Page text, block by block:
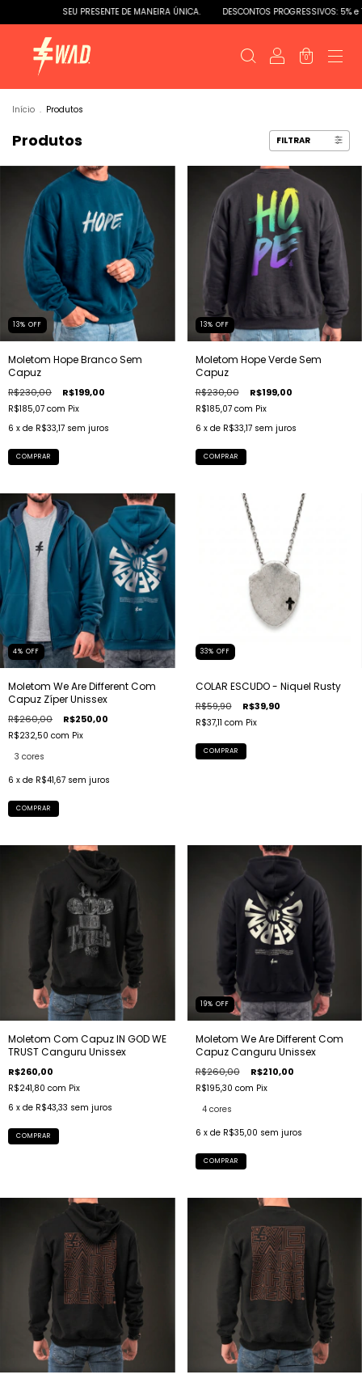
SEU PRESENTE DE MANEIRA ÚNICA. DESCONTOS PROGRESSIVOS: 5% e 10% DE
0
Início . Produtos
Produtos FILTRAR
13% OFF
Moletom Hope Branco Sem
Capuz
R$230,00 R$199,00
R$185,07 com Pix
6 x de R$33,17 sem juros
COMPRAR
13% OFF
Moletom Hope Verde Sem
Capuz
R$230,00 R$199,00
R$185,07 com Pix
6 x de R$33,17 sem juros
COMPRAR
4% OFF
Moletom We Are Different Com
Capuz Zíper Unissex
R$260,00 R$250,00
R$232,50 com Pix
3 cores
6 x de R$41,67 sem juros
COMPRAR
33% OFF
COLAR ESCUDO - Niquel Rusty
R$59,90 R$39,90
R$37,11 com Pix
COMPRAR
Moletom Com Capuz IN GOD WE
TRUST Canguru Unissex
R$260,00
R$241,80 com Pix
6 x de R$43,33 sem juros
COMPRAR
19% OFF
Moletom We Are Different Com
Capuz Canguru Unissex
R$260,00 R$210,00
R$195,30 com Pix
4 cores
6 x de R$35,00 sem juros
COMPRAR